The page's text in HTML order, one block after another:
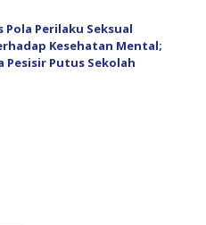
Perilaku Seksual
Kesehatan Mental;
Pesisir Putus Sekolah